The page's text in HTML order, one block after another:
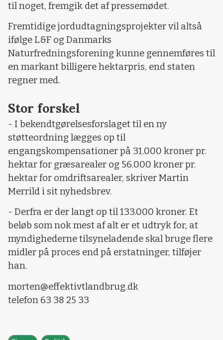
til noget, fremgik det af pressemødet.
Fremtidige jordudtagningsprojekter vil altså
ifølge L&F og Danmarks
Naturfredningsforening kunne gennemføres til
en markant billigere hektarpris, end staten
regner med.
Stor forskel
- I bekendtgørelsesforslaget til en ny
støtteordning lægges op til
engangskompensationer på 31.000 kroner pr.
hektar for græsarealer og 56.000 kroner pr.
hektar for omdriftsarealer, skriver Martin
Merrild i sit nyhedsbrev.
- Derfra er der langt op til 133.000 kroner. Et
beløb som nok mest af alt er et udtryk for, at
myndighederne tilsyneladende skal bruge flere
midler på proces end på erstatninger, tilføjer
han.
morten@effektivtlandbrug.dk
telefon 63 38 25 33